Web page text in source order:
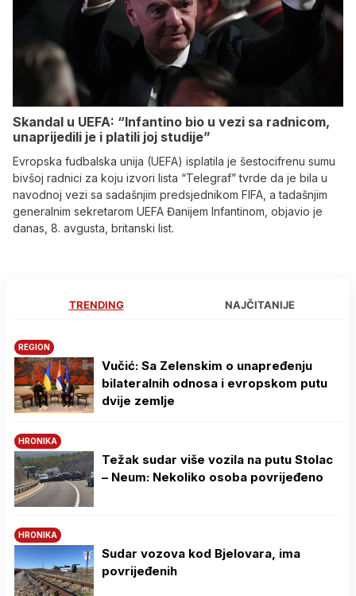
Skandal u UEFA: “Infantino bio u vezi sa radnicom,
unaprijedili je i platili joj studije”
Evropska fudbalska unija (UEFA) isplatila je šestocifrenu sumu
bivšoj radnici za koju izvori lista “Telegraf” tvrde da je bila u
navodnoj vezi sa sadašnjim predsjednikom FIFA, a tadašnjim
generalnim sekretarom UEFA Đanijem Infantinom, objavio je
danas, 8. avgusta, britanski list.
TRENDING NAJČITANIJE
REGION
Vučić: Sa Zelenskim o unapređenju
bilateralnih odnosa i evropskom putu
dvije zemlje
HRONIKA
Težak sudar više vozila na putu Stolac
– Neum: Nekoliko osoba povrijeđeno
HRONIKA
Sudar vozova kod Bjelovara, ima
povrijeđenih